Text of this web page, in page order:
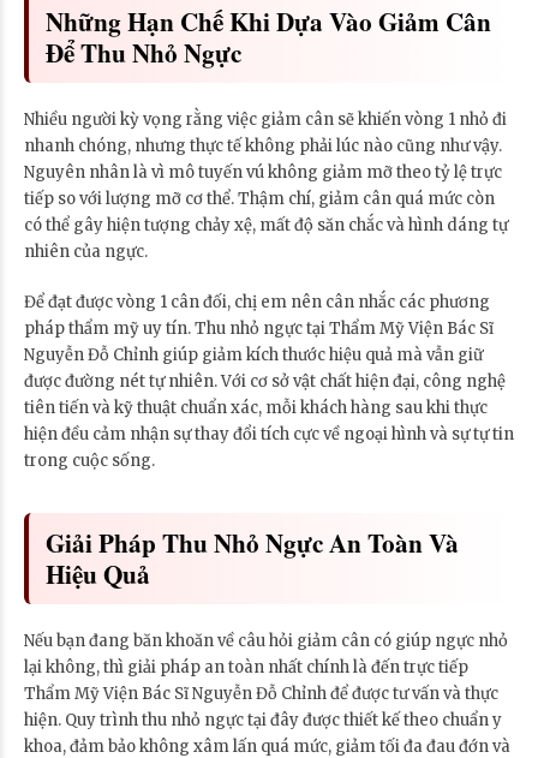
Những Hạn Chế Khi Dựa Vào Giảm Cân
Để Thu Nhỏ Ngực
Nhiều người kỳ vọng rằng việc giảm cân sẽ khiến vòng 1 nhỏ đi
nhanh chóng, nhưng thực tế không phải lúc nào cũng như vậy.
Nguyên nhân là vì mô tuyến vú không giảm mỡ theo tỷ lệ trực
tiếp so với lượng mỡ cơ thể. Thậm chí, giảm cân quá mức còn
có thể gây hiện tượng chảy xệ, mất độ săn chắc và hình dáng tự
nhiên của ngực.
Để đạt được vòng 1 cân đối, chị em nên cân nhắc các phương
pháp thẩm mỹ uy tín. Thu nhỏ ngực tại Thẩm Mỹ Viện Bác Sĩ
Nguyễn Đỗ Chỉnh giúp giảm kích thước hiệu quả mà vẫn giữ
được đường nét tự nhiên. Với cơ sở vật chất hiện đại, công nghệ
tiên tiến và kỹ thuật chuẩn xác, mỗi khách hàng sau khi thực
hiện đều cảm nhận sự thay đổi tích cực về ngoại hình và sự tự tin
trong cuộc sống.
Giải Pháp Thu Nhỏ Ngực An Toàn Và
Hiệu Quả
Nếu bạn đang băn khoăn về câu hỏi giảm cân có giúp ngực nhỏ
lại không, thì giải pháp an toàn nhất chính là đến trực tiếp
Thẩm Mỹ Viện Bác Sĩ Nguyễn Đỗ Chỉnh để được tư vấn và thực
hiện. Quy trình thu nhỏ ngực tại đây được thiết kế theo chuẩn y
khoa, đảm bảo không xâm lấn quá mức, giảm tối đa đau đớn và